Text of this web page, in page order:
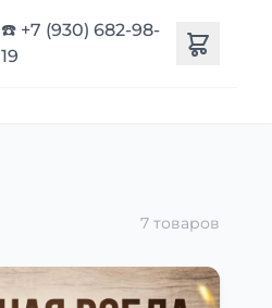
☎️ +7 (930) 682-98-
19
7 товаров